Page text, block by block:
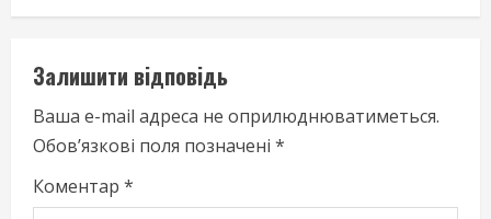
n
u
e
R
Залишити відповідь
Ваша e-mail адреса не оприлюднюватиметься.
Обов’язкові поля позначені *
Коментар *